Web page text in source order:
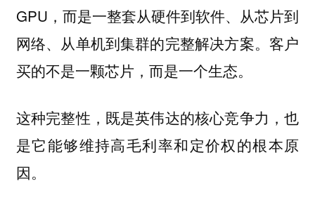
GPU，而是一整套从硬件到软件、从芯片到
网络、从单机到集群的完整解决方案。客户
买的不是一颗芯片，而是一个生态。
这种完整性，既是英伟达的核心竞争力，也
是它能够维持高毛利率和定价权的根本原
因。